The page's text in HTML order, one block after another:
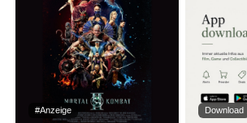
#Anzeige Download